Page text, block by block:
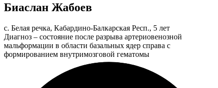
Биаслан Жабоев
с. Белая речка, Кабардино-Балкарская Респ., 5 лет
Диагноз – состояние после разрыва артериовенозной
мальформации в области базальных ядер справа с
формированием внутримозговой гематомы